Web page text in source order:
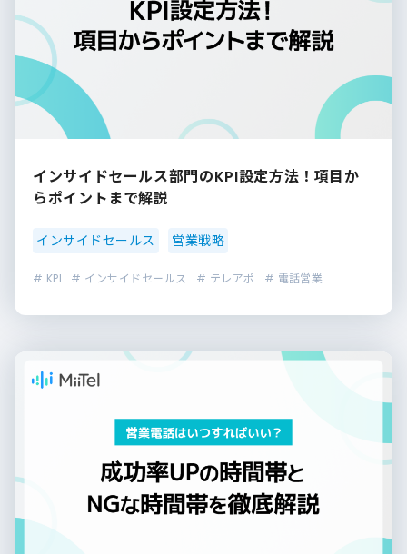
インサイドセールス部門のKPI設定方法！項目か
らポイントまで解説
インサイドセールス 営業戦略
# KPI # インサイドセールス # テレアポ # 電話営業